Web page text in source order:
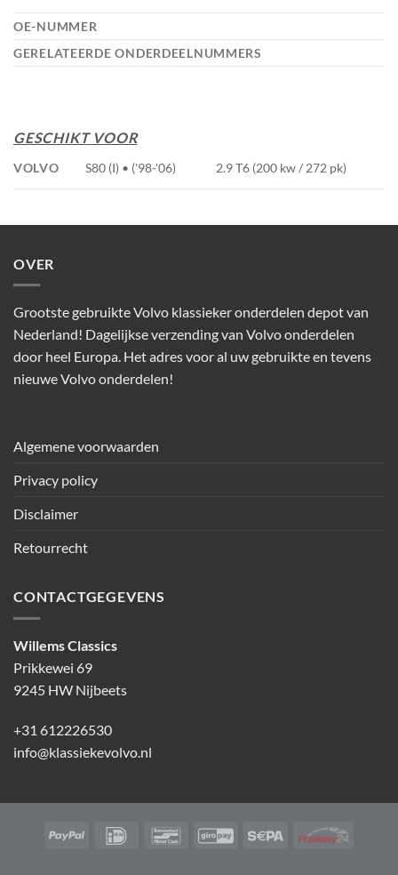
OE-NUMMER
GERELATEERDE ONDERDEELNUMMERS
GESCHIKT VOOR
VOLVO S80 (I) • ('98-'06) 2.9 T6 (200 kw / 272 pk)
OVER
Grootste gebruikte Volvo klassieker onderdelen depot van
Nederland! Dagelijkse verzending van Volvo onderdelen
door heel Europa. Het adres voor al uw gebruikte en tevens
nieuwe Volvo onderdelen!
Algemene voorwaarden
Privacy policy
Disclaimer
Retourrecht
CONTACTGEGEVENS
Willems Classics
Prikkewei 69
9245 HW Nijbeets
+31 612226530
info@klassiekevolvo.nl